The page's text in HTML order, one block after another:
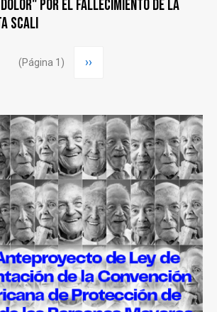
por el fallecimiento de la
Scali
(Página 1)
Siguiente
››